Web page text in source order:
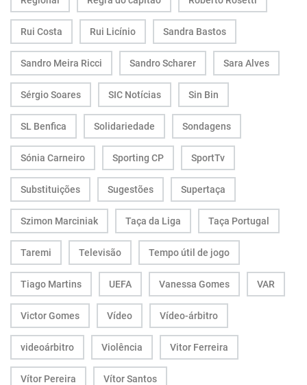
Rui Costa Rui Licínio Sandra Bastos
Sandro Meira Ricci Sandro Scharer Sara Alves
Sérgio Soares SIC Notícias Sin Bin
SL Benfica Solidariedade Sondagens
Sónia Carneiro Sporting CP SportTv
Substituições Sugestões Supertaça
Szimon Marciniak Taça da Liga Taça Portugal
Taremi Televisão Tempo útil de jogo
Tiago Martins UEFA Vanessa Gomes VAR
Victor Gomes Vídeo Vídeo-árbitro
videoárbitro Violência Vitor Ferreira
Vítor Pereira Vítor Santos